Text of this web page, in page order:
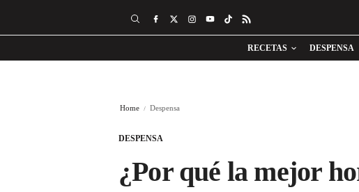
RECETAS DESPENSA
Home Despensa
DESPENSA
¿Por qué la mejor